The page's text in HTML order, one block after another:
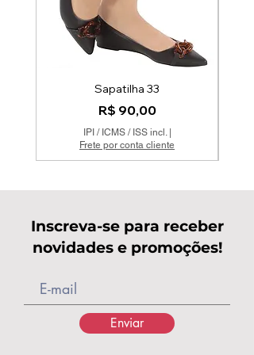
Sapatilha 33
Preço
R$ 90,00
IPI / ICMS / ISS incl.|
Frete por conta cliente
Inscreva-se para receber
novidades e promoções!
Enviar